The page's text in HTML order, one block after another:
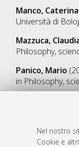
Nel nostro
Cookie e
Manco, Caterina
Università di
Mazzuca,
Philosophy,
Panico, Mario
in Philosophy,
Atom